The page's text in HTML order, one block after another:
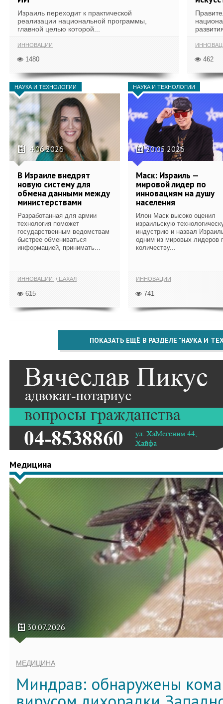
Израиль переходит к практической
реализации национальной программы,
главной целью которой...
ИННОВАЦИИ
1480 462
НАУКА И ТЕХНОЛОГИИ
4.06.2026
В Израиле внедрят
новую систему для
обмена данными между
министерствами
Разработанная для армии
технология поможет
государственным ведомствам
быстрее обмениваться
информацией, принимать...
ИННОВАЦИИ ЦАХАЛ
615
НАУКА И ТЕХНОЛОГИИ
20.05.2026
Маск: Израиль —
мировой лидер по
инновациям на душу
населения
Илон Маск высоко оценил
израильскую
индустрию и назвал
одним из мировых лидеров
количеству...
ИННОВАЦИИ
741
ПОКАЗАТЬ ЕЩЁ В РАЗДЕЛЕ "НАУКА И
Медицина
30.07.2026
МЕДИЦИНА
Миндрав: обнаружены